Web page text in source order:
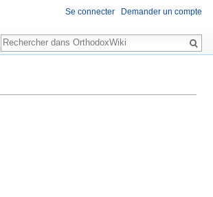
Se connecter Demander un compte
Rechercher